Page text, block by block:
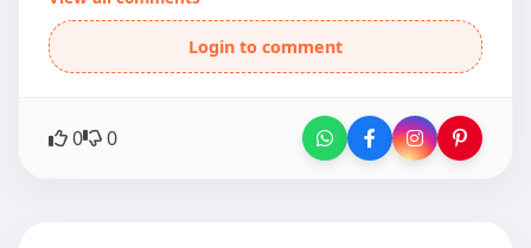
Login to comment
0 0